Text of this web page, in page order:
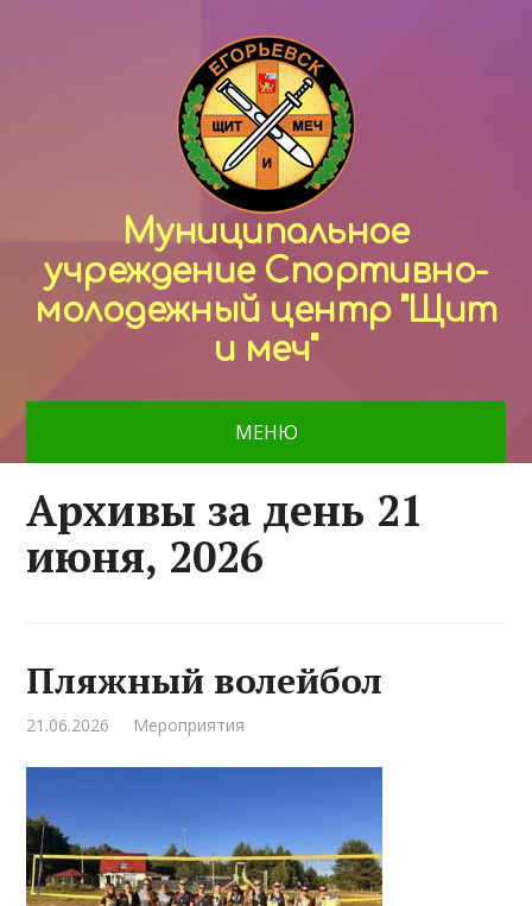
Муниципальное
учреждение Спортивно-
молодежный центр "Щит
и меч"
МЕНЮ
Архивы за день 21
июня, 2026
Пляжный волейбол
21.06.2026 Мероприятия